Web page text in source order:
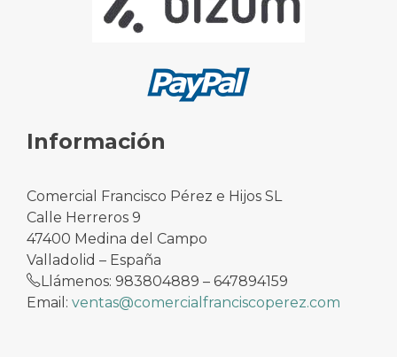
Información
Comercial Francisco Pérez e Hijos SL
Calle Herreros 9
47400 Medina del Campo
Valladolid – España
Llámenos: 983804889 – 647894159
Email: ventas@comercialfranciscoperez.com